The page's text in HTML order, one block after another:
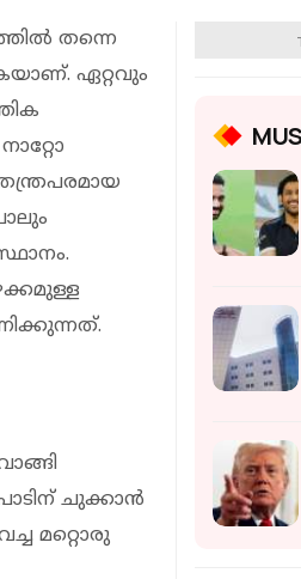
തന്നെ
ഏറ്റവും
ചുക്കാന്‍
മറ്റൊരു